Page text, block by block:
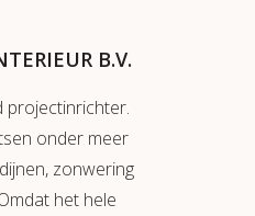
B.V.
projectinrichter.
onder meer
zonwering
het hele